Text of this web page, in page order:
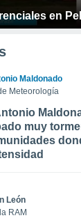
en
Maldonado
Meteorología
muy
León
RAM